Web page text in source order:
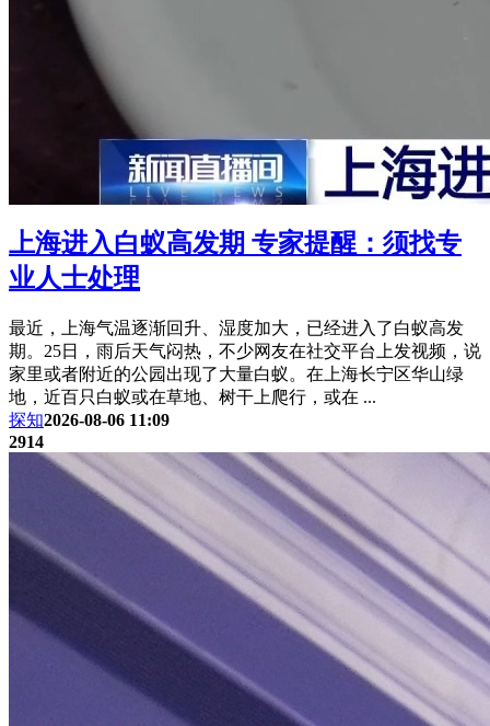
上海进入白蚁高发期 专家提醒：须找专
业人士处理
最近，上海气温逐渐回升、湿度加大，已经进入了白蚁高发
期。25日，雨后天气闷热，不少网友在社交平台上发视频，说
家里或者附近的公园出现了大量白蚁。在上海长宁区华山绿
地，近百只白蚁或在草地、树干上爬行，或在 ...
探知2026-08-06 11:09
2914